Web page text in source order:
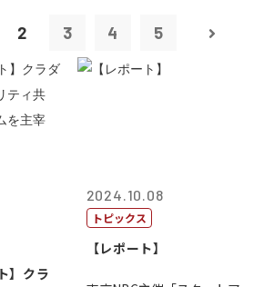
2 3 4 5
】クラ
2024.10.08
トピックス
【レポート】